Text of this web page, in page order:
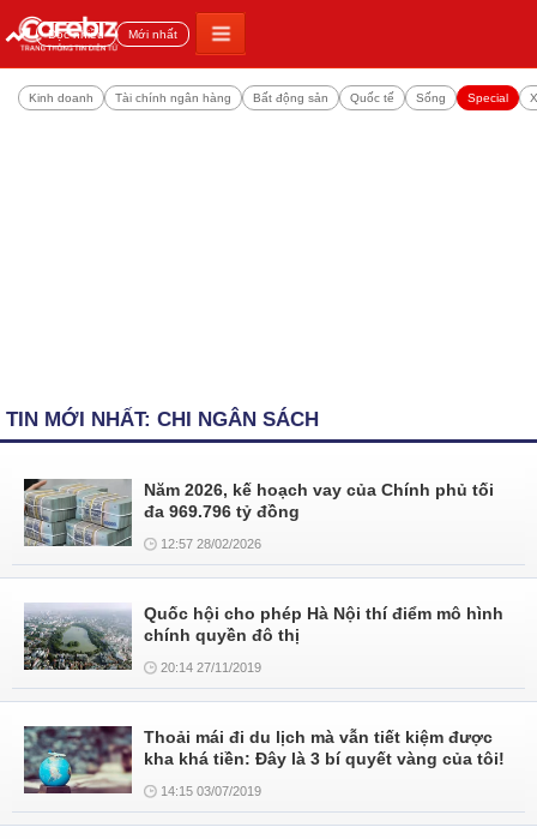
Đọc nhiều Mới nhất
Kinh doanh Tài chính ngân hàng Bất động sản Quốc tế Sống Special
TIN MỚI NHẤT: CHI NGÂN SÁCH
Năm 2026, kế hoạch vay của Chính phủ tối
đa 969.796 tỷ đồng
12:57 28/02/2026
Quốc hội cho phép Hà Nội thí điểm mô hình
chính quyền đô thị
20:14 27/11/2019
Thoải mái đi du lịch mà vẫn tiết kiệm được
kha khá tiền: Đây là 3 bí quyết vàng của tôi!
14:15 03/07/2019